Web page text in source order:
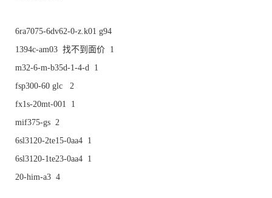
6ra7075-6dv62-0-z.k01 g94
1394c-am03 找不到面价 1
m32-6-m-b35d-1-4-d 1
fsp300-60 glc 2
fx1s-20mt-001 1
mif375-gs 2
6sl3120-2te15-0aa4 1
6sl3120-1te23-0aa4 1
20-him-a3 4